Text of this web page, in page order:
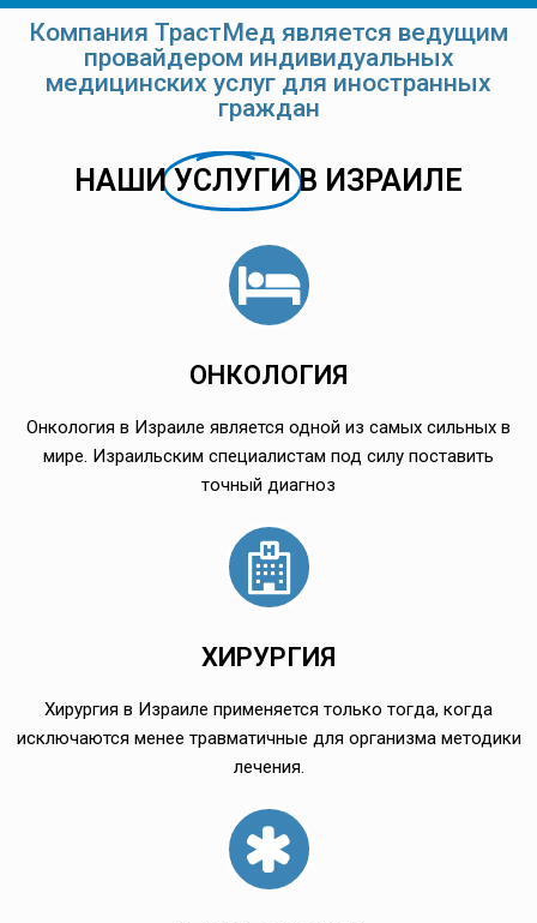
Компания ТрастМед является ведущим
провайдером индивидуальных
медицинских услуг для иностранных
граждан
НАШИ УСЛУГИ В ИЗРАИЛЕ
ОНКОЛОГИЯ
Онкология в Израиле является одной из самых сильных в
мире. Израильским специалистам под силу поставить
точный диагноз
ХИРУРГИЯ
Хирургия в Израиле применяется только тогда, когда
исключаются менее травматичные для организма методики
лечения.